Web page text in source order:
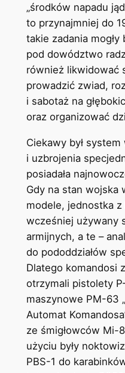
„środków napadu
to przynajmniej do
takie zadania
pod dowództwo
również likwidować
prowadzić zwiad,
i sabotaż na
oraz organizować
Ciekawy był
i uzbrojenia
posiadała
Gdy na stan wojska
modele, jednostka z
wcześniej używany
armijnych, a te –
do pododdziałów
Dlatego komandosi
otrzymali pistolety
maszynowe PM-63
Automat
ze śmigłowców Mi-
użyciu były
PBS-1 do